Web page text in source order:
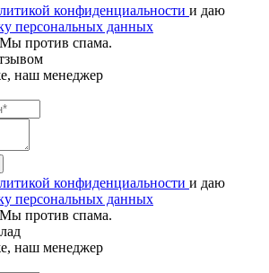
конфиденциальности и даю
персональных данных
против спама.
наш менеджер
конфиденциальности и даю
персональных данных
против спама.
наш менеджер